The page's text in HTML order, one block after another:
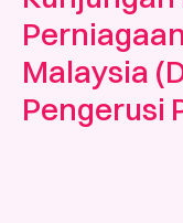
Malaysia
Pengerusi